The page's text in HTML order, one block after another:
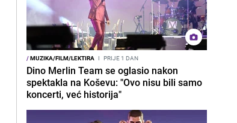
/MUZIKA/FILM/LEKTIRA I PRIJE 1 DAN
Dino Merlin Team se oglasio nakon
spektakla na Koševu: "Ovo nisu bili samo
koncerti, već historija"